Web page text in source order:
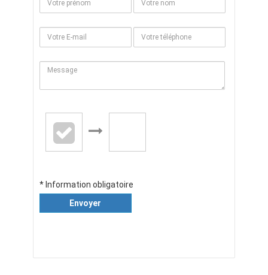
* Information obligatoire
Envoyer